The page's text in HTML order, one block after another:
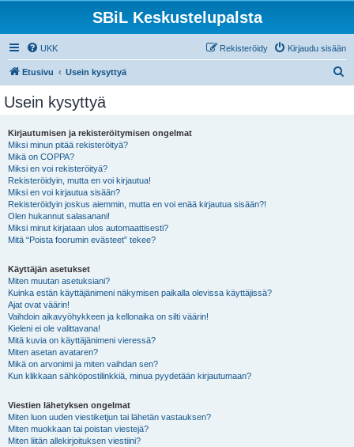
SBiL Keskustelupalsta
UKK Kirjaudu sisään
Rekisteröidy
Etusivu Usein kysyttyä
Usein kysyttyä
Kirjautumisen ja rekisteröitymisen ongelmat
Miksi minun pitää rekisteröityä?
Mikä on COPPA?
Miksi en voi rekisteröityä?
Rekisteröidyin, mutta en voi kirjautua!
Miksi en voi kirjautua sisään?
Rekisteröidyin joskus aiemmin, mutta en voi enää kirjautua sisään?!
Olen hukannut salasanani!
Miksi minut kirjataan ulos automaattisesti?
Mitä “Poista foorumin evästeet” tekee?
Käyttäjän asetukset
Miten muutan asetuksiani?
Kuinka estän käyttäjänimeni näkymisen paikalla olevissa käyttäjissä?
Ajat ovat väärin!
Vaihdoin aikavyöhykkeen ja kellonaika on silti väärin!
Kieleni ei ole valittavana!
Mitä kuvia on käyttäjänimeni vieressä?
Miten asetan avataren?
Mikä on arvonimi ja miten vaihdan sen?
Kun klikkaan sähköpostilinkkiä, minua pyydetään kirjautumaan?
Viestien lähetyksen ongelmat
Miten luon uuden viestiketjun tai lähetän vastauksen?
Miten muokkaan tai poistan viestejä?
Miten liitän allekirjoituksen viestiini?